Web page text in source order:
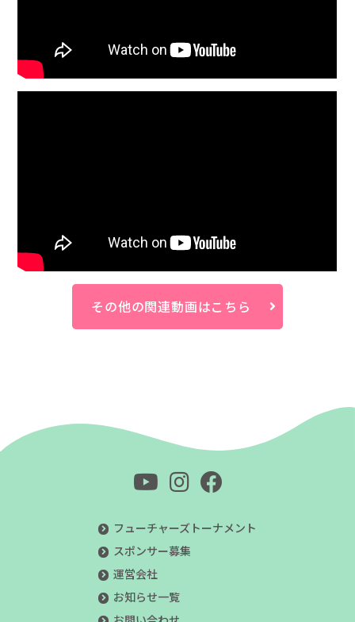
その他の関連動画はこちら
フューチャーズトーナメント
スポンサー募集
運営会社
お知らせ一覧